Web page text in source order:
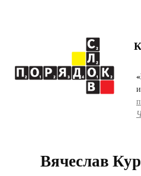
Вячеслав